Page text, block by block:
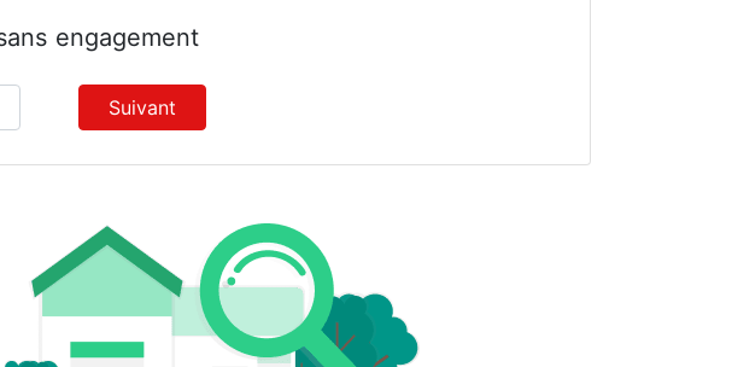
engagement
Suivant